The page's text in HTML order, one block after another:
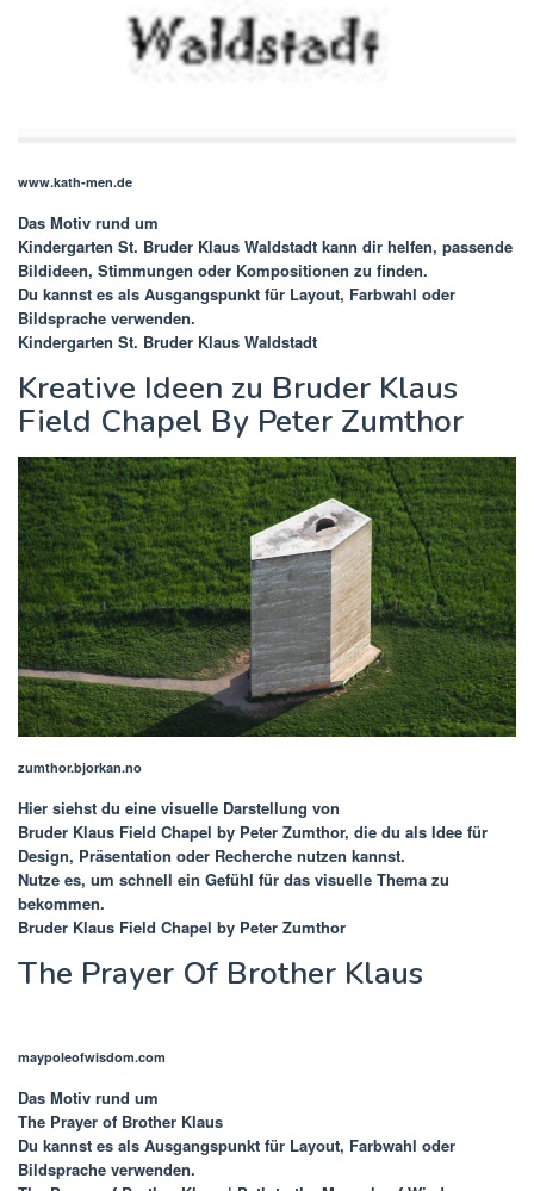
www.kath-men.de
Das Motiv rund um
Kindergarten St. Bruder Klaus Waldstadt kann dir helfen, passende
Bildideen, Stimmungen oder Kompositionen zu finden.
Du kannst es als Ausgangspunkt für Layout, Farbwahl oder
Bildsprache verwenden.
Kindergarten St. Bruder Klaus Waldstadt
Kreative Ideen zu Bruder Klaus
Field Chapel By Peter Zumthor
zumthor.bjorkan.no
Hier siehst du eine visuelle Darstellung von
Bruder Klaus Field Chapel by Peter Zumthor, die du als Idee für
Design, Präsentation oder Recherche nutzen kannst.
Nutze es, um schnell ein Gefühl für das visuelle Thema zu
bekommen.
Bruder Klaus Field Chapel by Peter Zumthor
The Prayer Of Brother Klaus
maypoleofwisdom.com
Das Motiv rund um
The Prayer of Brother Klaus
Du kannst es als Ausgangspunkt für Layout, Farbwahl oder
Bildsprache verwenden.